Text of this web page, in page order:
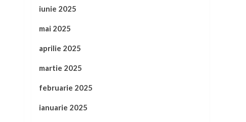
iunie 2025
mai 2025
aprilie 2025
martie 2025
februarie 2025
ianuarie 2025